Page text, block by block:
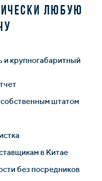
любую
крупногабаритный
штатом
в Китае
без посредников